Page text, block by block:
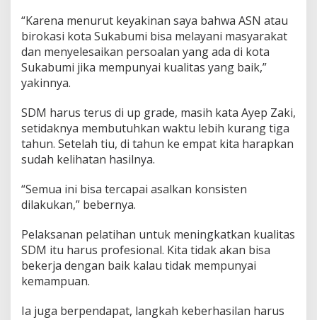
l
i
t
a
n
c
i
P
e
a
y
n
a
n
M
y
“Karena menurut keyakinan saya bahwa ASN atau
birokasi kota Sukabumi bisa melayani masyarakat
dan menyelesaikan persoalan yang ada di kota
Sukabumi jika mempunyai kualitas yang baik,”
yakinnya.
SDM harus terus di up grade, masih kata Ayep Zaki,
setidaknya membutuhkan waktu lebih kurang tiga
tahun. Setelah tiu, di tahun ke empat kita harapkan
sudah kelihatan hasilnya.
“Semua ini bisa tercapai asalkan konsisten
dilakukan,” bebernya.
Pelaksanan pelatihan untuk meningkatkan kualitas
SDM itu harus profesional. Kita tidak akan bisa
bekerja dengan baik kalau tidak mempunyai
kemampuan.
Ia juga berpendapat, langkah keberhasilan harus